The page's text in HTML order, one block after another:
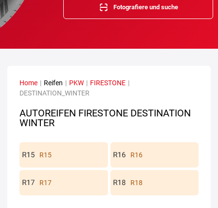
Fotografiere und suche
Home | Reifen | PKW | FIRESTONE |
DESTINATION_WINTER
AUTOREIFEN FIRESTONE DESTINATION
WINTER
R15 R16
R17 R18